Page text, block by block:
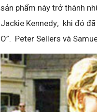
sản phẩm này trở thành
Jackie Kennedy; khi đó
O”. Peter Sellers và